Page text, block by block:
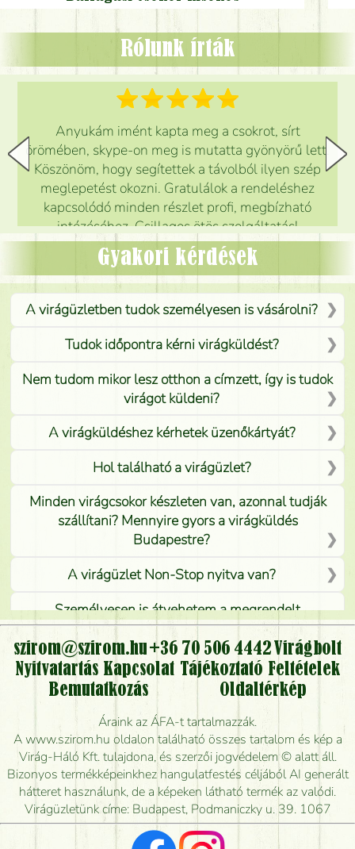
Rólunk írták
Anyukám imént kapta meg a csokrot, sírt
örömében, skype-on meg is mutatta gyönyörű lett.
Köszönöm, hogy segítettek a távolból ilyen szép
meglepetést okozni. Gratulálok a rendeléshez
kapcsolódó minden részlet profi, megbízható
intézéséhez. Csillagos ötös szolgáltatás!
Mónika
Gyakori kérdések
A virágüzletben tudok személyesen is vásárolni?
Tudok időpontra kérni virágküldést?
Nem tudom mikor lesz otthon a címzett, így is tudok
virágot küldeni?
A virágküldéshez kérhetek üzenőkártyát?
Hol található a virágüzlet?
Minden virágcsokor készleten van, azonnal tudják
szállítani? Mennyire gyors a virágküldés
Budapestre?
A virágüzlet Non-Stop nyitva van?
Személyesen is átvehetem a megrendelt
virágcsokrot, vagy csak virágküldéssel, kiszállítással
kérhető?
Vidékre is lehet rendelni?
Meddig rendelhetek virágküldést úgy, hogy még ma
kiszállítsák?
Mennyire gyorsan tudják elkészíteni a csokrot, és
mikor tudják leghamarabb kiszállítani?
Vörös rózsát keresek, van önöknél?
szirom@szirom.hu+36 70 506 4442Virágbolt
Nyitvatartás Kapcsolat Tájékoztató Feltételek
Bemutatkozás
Oldaltérkép
Áraink az ÁFA-t tartalmazzák.
A www.szirom.hu oldalon található összes tartalom és kép a
Virág-Háló Kft. tulajdona, és szerzői jogvédelem © alatt áll.
Bizonyos termékképeinkhez hangulatfestés céljából AI generált
hátteret használunk, de a képeken látható termék az valódi.
Virágüzletünk címe: Budapest, Podmaniczky u. 39. 1067